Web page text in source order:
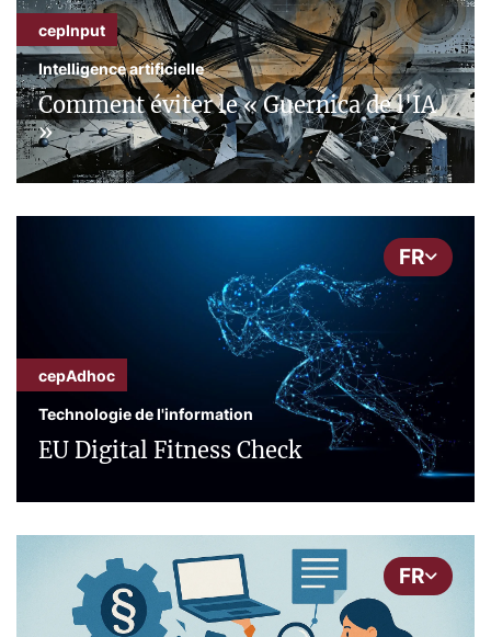
cepInput
Intelligence artificielle
Comment éviter le « Guernica de l'IA
»
FR
cepAdhoc
Technologie de l'information
EU Digital Fitness Check
FR